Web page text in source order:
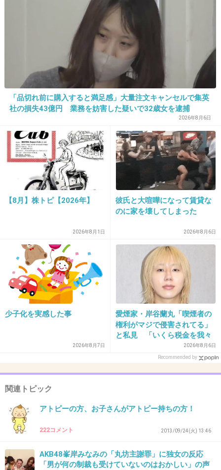
+38
2013/09/19(木) 16:12:51
特典付きのCDと純粋に音楽だけで売ってるCD
の売り上げは、分けて集計するべきだと思う
2013/09/19(木) 16:13:09
やってることはAKBよりひどいのに、なぜか擁
護されるEXILEｗ
37. 匿名 2013/09/19(木) 16:13:25
アイドルの売り方はアイドルに任せてればいい
のに
この人たちはあくまでアーティスト・パフォー
潔い売り方してたとえ1位取れなかったとして
も結果的にそのほうが長くファンに支持される
38. 匿名2013/09/19(木) 16:13:53
弊害でしょ
「品切れ前に購入すると満足感」大量注文キャンセルで集英
社の損失43億円 業務を妨害した疑いで32歳女を逮捕
2026年8月6日
【8月】株トピ【2026年】
2026年8月1日
彼氏と大喧嘩になって賃貸な
のに家を壊してしまった
2026年8月6日
少子化を実感した事
2026年8月7日
愛煙家・岸谷蘭丸「喫煙者の
権利がマジで侵害されてる」
と私見 「いくら税金を我々
2026年8月6日
Recommended by
関連トピック
アトピーの方、お子さんがアトピー持ちの方！
222コメント 2013/09/24(火) 13:46
AKB48峯岸みなみの「丸坊主謝罪」に独女の反応
「男が何の制裁も受けていないのはおかしい」の声